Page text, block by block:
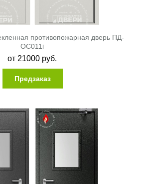
противопожарная дверь ПД-
ОС011i
от 21000 руб.
Предзаказ